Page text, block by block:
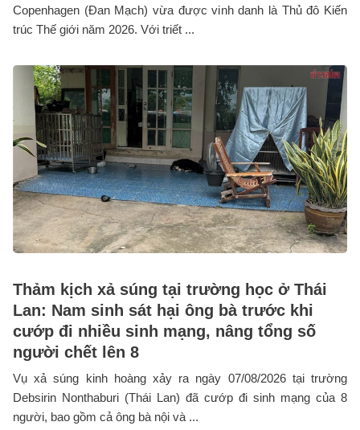
Copenhagen (Đan Mạch) vừa được vinh danh là Thủ đô Kiến
trúc Thế giới năm 2026. Với triết ...
Thảm kịch xả súng tại trường học ở Thái
Lan: Nam sinh sát hại ông bà trước khi
cướp đi nhiều sinh mạng, nâng tổng số
người chết lên 8
Vụ xả súng kinh hoàng xảy ra ngày 07/08/2026 tại trường
Debsirin Nonthaburi (Thái Lan) đã cướp đi sinh mạng của 8
người, bao gồm cả ông bà nội và ...